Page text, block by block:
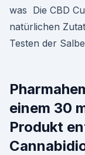
was Die CBD
natürlichen
Testen der
einem 30
Produkt